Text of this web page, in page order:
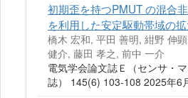
初期歪を持つPMUT の混合
を利用した安定駆動帯域の
橋木 宏和, 平田 善明, 紺野 伸
健介, 藤田 孝之, 前中 一介
電気学会論文誌Ｅ（センサ・
誌） 145(6) 103-108 2025年6